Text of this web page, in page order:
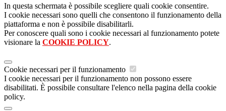
In questa schermata è possibile scegliere quali cookie consentire.
I cookie necessari sono quelli che consentono il funzionamento della
piattaforma e non è possibile disabilitarli.
Per conoscere quali sono i cookie necessari al funzionamento potete
visionare la COOKIE POLICY.
Cookie necessari per il funzionamento
I cookie necessari per il funzionamento non possono essere
disabilitati. È possibile consultare l'elenco nella pagina della cookie
policy.